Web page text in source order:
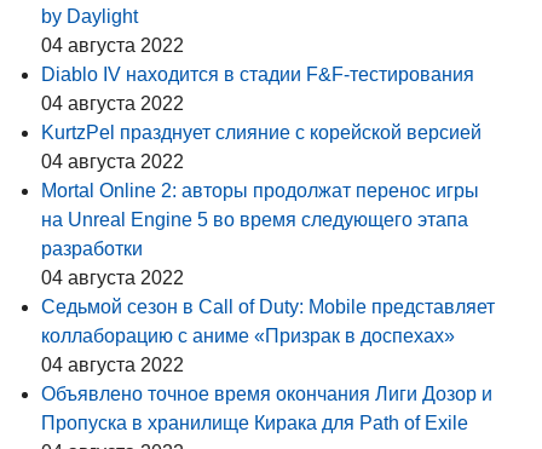
by Daylight
04 августа 2022
Diablo IV находится в стадии F&F-тестирования
04 августа 2022
KurtzPel празднует слияние с корейской версией
04 августа 2022
Mortal Online 2: авторы продолжат перенос игры
на Unreal Engine 5 во время следующего этапа
разработки
04 августа 2022
Седьмой сезон в Call of Duty: Mobile представляет
коллаборацию с аниме «Призрак в доспехах»
04 августа 2022
Объявлено точное время окончания Лиги Дозор и
Пропуска в хранилище Кирака для Path of Exile